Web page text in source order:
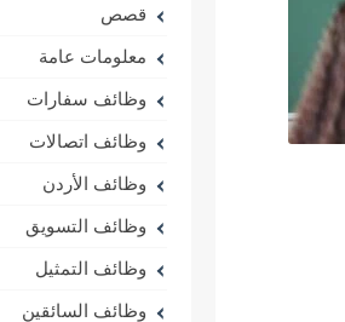
قصص
معلومات عامة
وظائف سفارات
وظائف اتصالات
وظائف الأردن
وظائف التسويق
وظائف التمثيل
وظائف السائقين